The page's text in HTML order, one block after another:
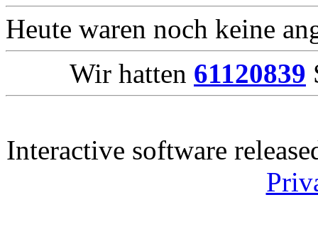
Heute waren noch keine
Wir hatten 61120839
Interactive software